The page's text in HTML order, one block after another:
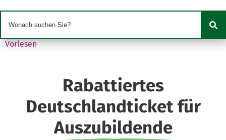
Vorlesen
Rabattiertes
Deutschlandticket für
Auszubildende